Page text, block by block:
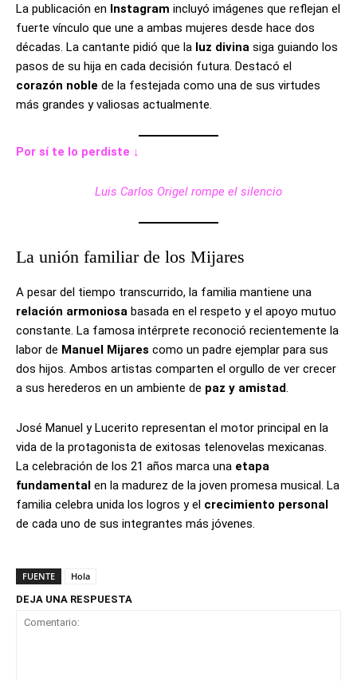
La publicación en Instagram incluyó imágenes que reflejan el
fuerte vínculo que une a ambas mujeres desde hace dos
décadas. La cantante pidió que la luz divina siga guiando los
pasos de su hija en cada decisión futura. Destacó el
corazón noble de la festejada como una de sus virtudes
más grandes y valiosas actualmente.
Por sí te lo perdiste ↓
Luis Carlos Origel rompe el silencio
La unión familiar de los Mijares
A pesar del tiempo transcurrido, la familia mantiene una
relación armoniosa basada en el respeto y el apoyo mutuo
constante. La famosa intérprete reconoció recientemente la
labor de Manuel Mijares como un padre ejemplar para sus
dos hijos. Ambos artistas comparten el orgullo de ver crecer
a sus herederos en un ambiente de paz y amistad.
José Manuel y Lucerito representan el motor principal en la
vida de la protagonista de exitosas telenovelas mexicanas.
La celebración de los 21 años marca una etapa
fundamental en la madurez de la joven promesa musical. La
familia celebra unida los logros y el crecimiento personal
de cada uno de sus integrantes más jóvenes.
FUENTE
Hola
DEJA UNA RESPUESTA